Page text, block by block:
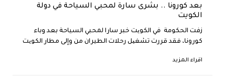
بعد كورونا .. بشرى سارة لمحبي السياحة في دولة
الكويت
زفت الحكومة في الكویت خبر سارا لمحبي السياحة بعد وباء
كورونا، فقد قررت تشغیل رحلات الطيران من وإلى مطار الكویت
اقراء المزيد